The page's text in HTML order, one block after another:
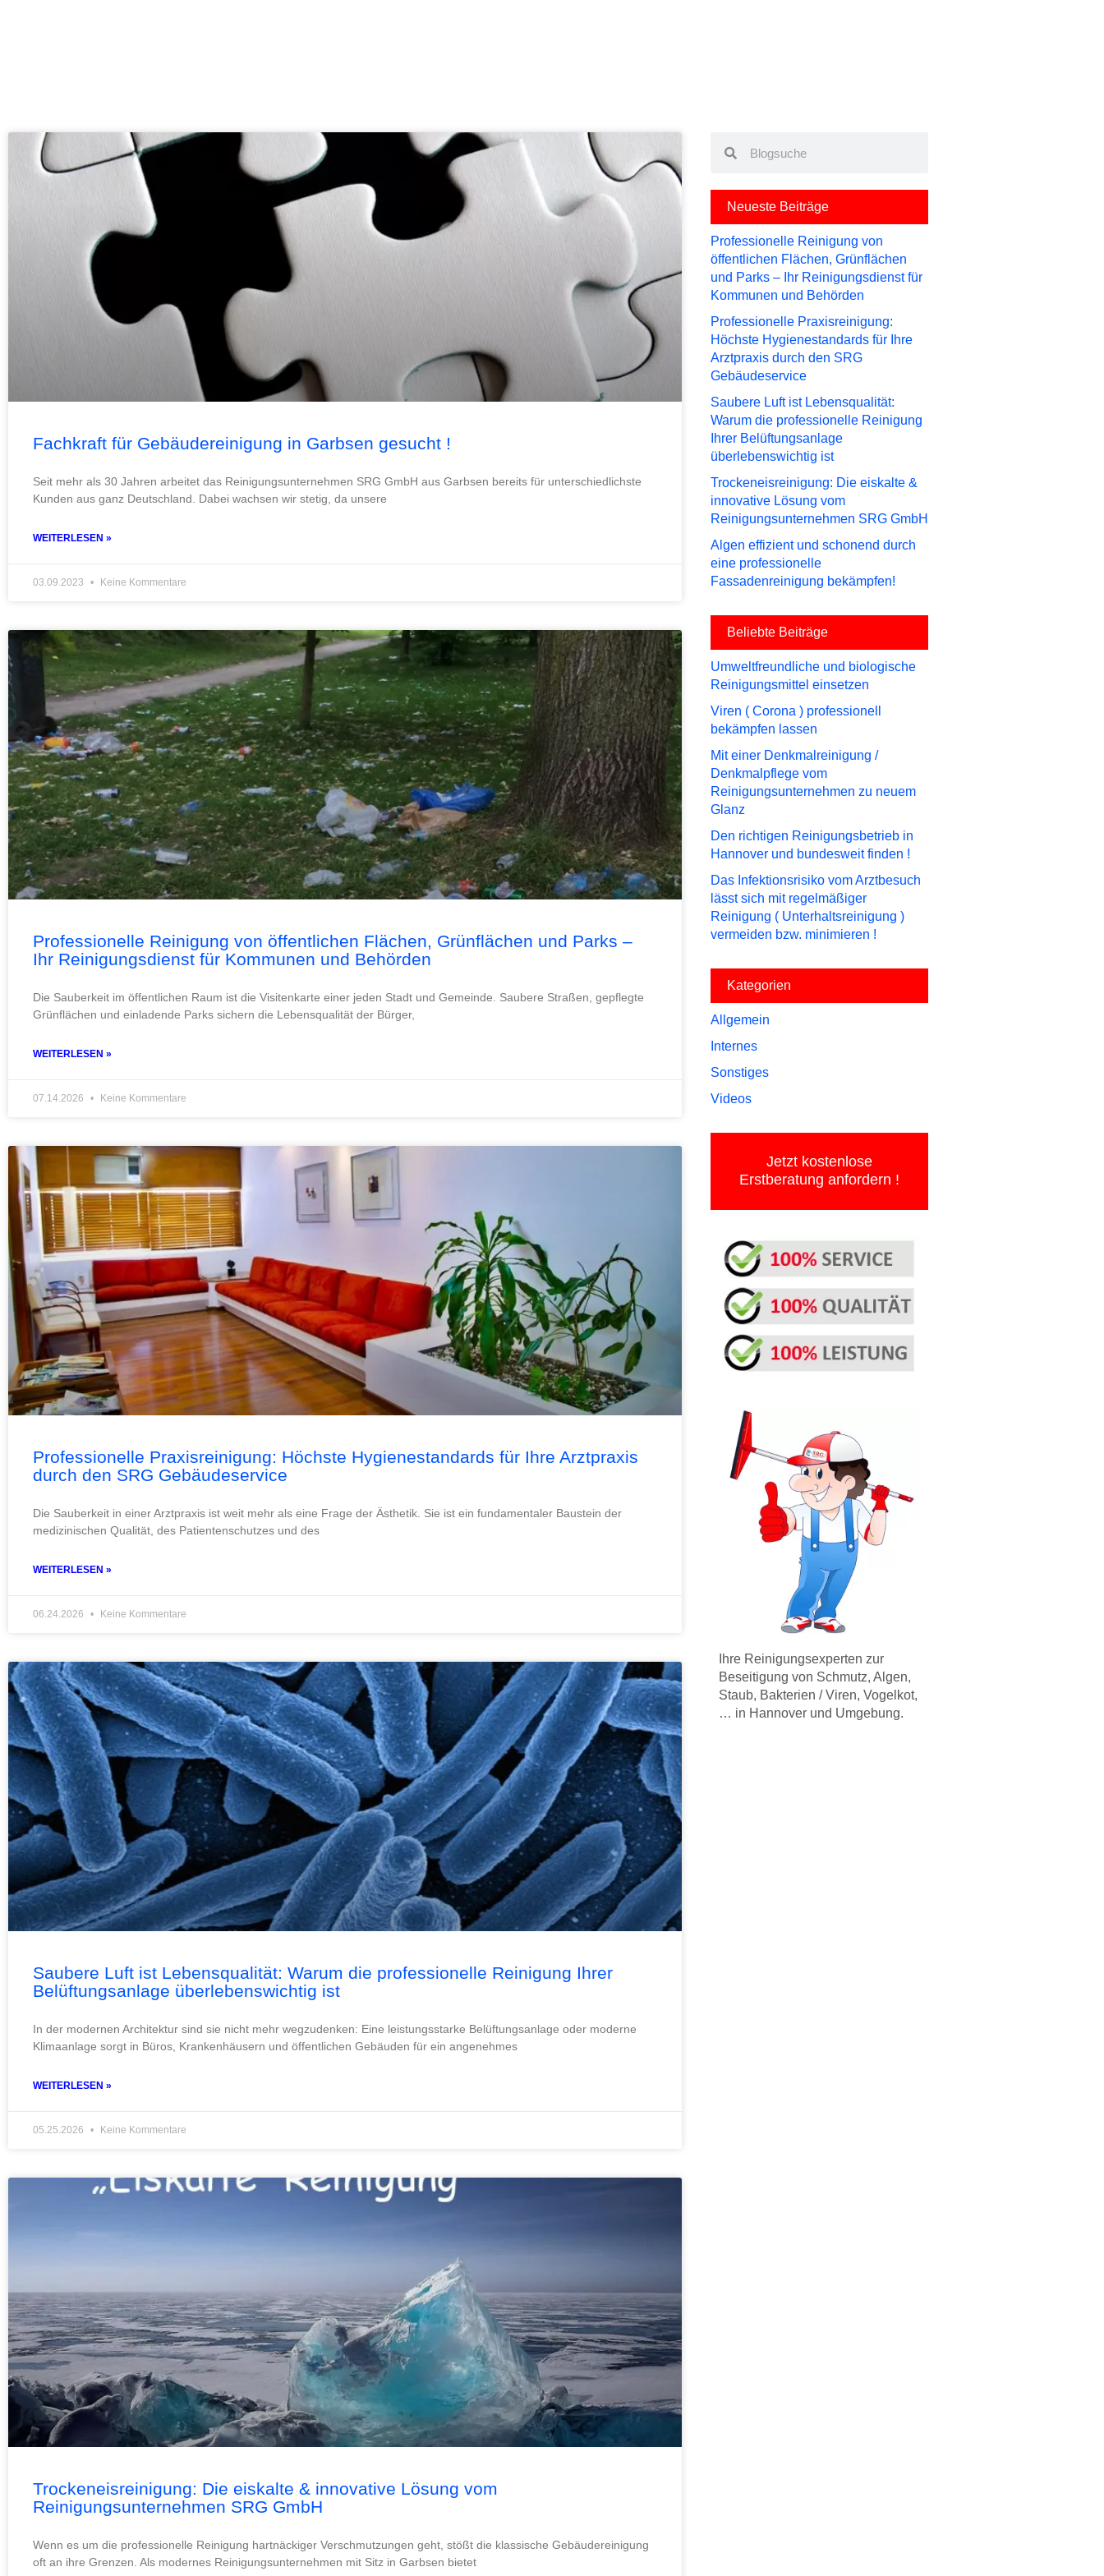
Fachkraft für Gebäudereinigung in Garbsen gesucht !
Seit mehr als 30 Jahren arbeitet das Reinigungsunternehmen SRG GmbH aus Garbsen bereits für unterschiedlichste
Kunden aus ganz Deutschland. Dabei wachsen wir stetig, da unsere
WEITERLESEN »
03.09.2023 Keine Kommentare
Professionelle Reinigung von öffentlichen Flächen, Grünflächen und Parks –
Ihr Reinigungsdienst für Kommunen und Behörden
Die Sauberkeit im öffentlichen Raum ist die Visitenkarte einer jeden Stadt und Gemeinde. Saubere Straßen, gepflegte
Grünflächen und einladende Parks sichern die Lebensqualität der Bürger,
WEITERLESEN »
07.14.2026 Keine Kommentare
Professionelle Praxisreinigung: Höchste Hygienestandards für Ihre Arztpraxis
durch den SRG Gebäudeservice
Die Sauberkeit in einer Arztpraxis ist weit mehr als eine Frage der Ästhetik. Sie ist ein fundamentaler Baustein der
medizinischen Qualität, des Patientenschutzes und des
WEITERLESEN »
06.24.2026 Keine Kommentare
Saubere Luft ist Lebensqualität: Warum die professionelle Reinigung Ihrer
Belüftungsanlage überlebenswichtig ist
In der modernen Architektur sind sie nicht mehr wegzudenken: Eine leistungsstarke Belüftungsanlage oder moderne
Klimaanlage sorgt in Büros, Krankenhäusern und öffentlichen Gebäuden für ein angenehmes
WEITERLESEN »
05.25.2026 Keine Kommentare
Trockeneisreinigung: Die eiskalte & innovative Lösung vom
Reinigungsunternehmen SRG GmbH
Wenn es um die professionelle Reinigung hartnäckiger Verschmutzungen geht, stößt die klassische Gebäudereinigung
oft an ihre Grenzen. Als modernes Reinigungsunternehmen mit Sitz in Garbsen bietet
Neueste Beiträge
Professionelle Reinigung von
öffentlichen Flächen, Grünflächen
und Parks – Ihr Reinigungsdienst für
Kommunen und Behörden
Professionelle Praxisreinigung:
Höchste Hygienestandards für Ihre
Arztpraxis durch den SRG
Gebäudeservice
Saubere Luft ist Lebensqualität:
Warum die professionelle Reinigung
Ihrer Belüftungsanlage
überlebenswichtig ist
Trockeneisreinigung: Die eiskalte &
innovative Lösung vom
Reinigungsunternehmen SRG GmbH
Algen effizient und schonend durch
eine professionelle
Fassadenreinigung bekämpfen!
Beliebte Beiträge
Umweltfreundliche und biologische
Reinigungsmittel einsetzen
Viren ( Corona ) professionell
bekämpfen lassen
Mit einer Denkmalreinigung /
Denkmalpflege vom
Reinigungsunternehmen zu neuem
Glanz
Den richtigen Reinigungsbetrieb in
Hannover und bundesweit finden !
Das Infektionsrisiko vom Arztbesuch
lässt sich mit regelmäßiger
Reinigung ( Unterhaltsreinigung )
vermeiden bzw. minimieren !
Kategorien
Allgemein
Internes
Sonstiges
Videos
Jetzt kostenlose
Erstberatung anfordern !
Ihre Reinigungsexperten zur
Beseitigung von Schmutz, Algen,
Staub, Bakterien / Viren, Vogelkot,
… in Hannover und Umgebung.